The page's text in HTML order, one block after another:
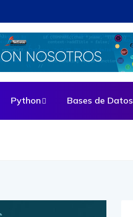
comunes
Python Bases de Datos